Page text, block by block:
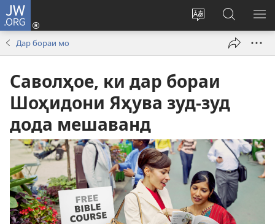
JW.ORG
Иваз
кардани
забони
Даромадан
(дар
мешавад)
Ҷустуҷӯ
дар
сайти
Дар бораи мо
Саволҳое, ки дар бораи
Шоҳидони Яҳува зуд-зуд
дода мешаванд